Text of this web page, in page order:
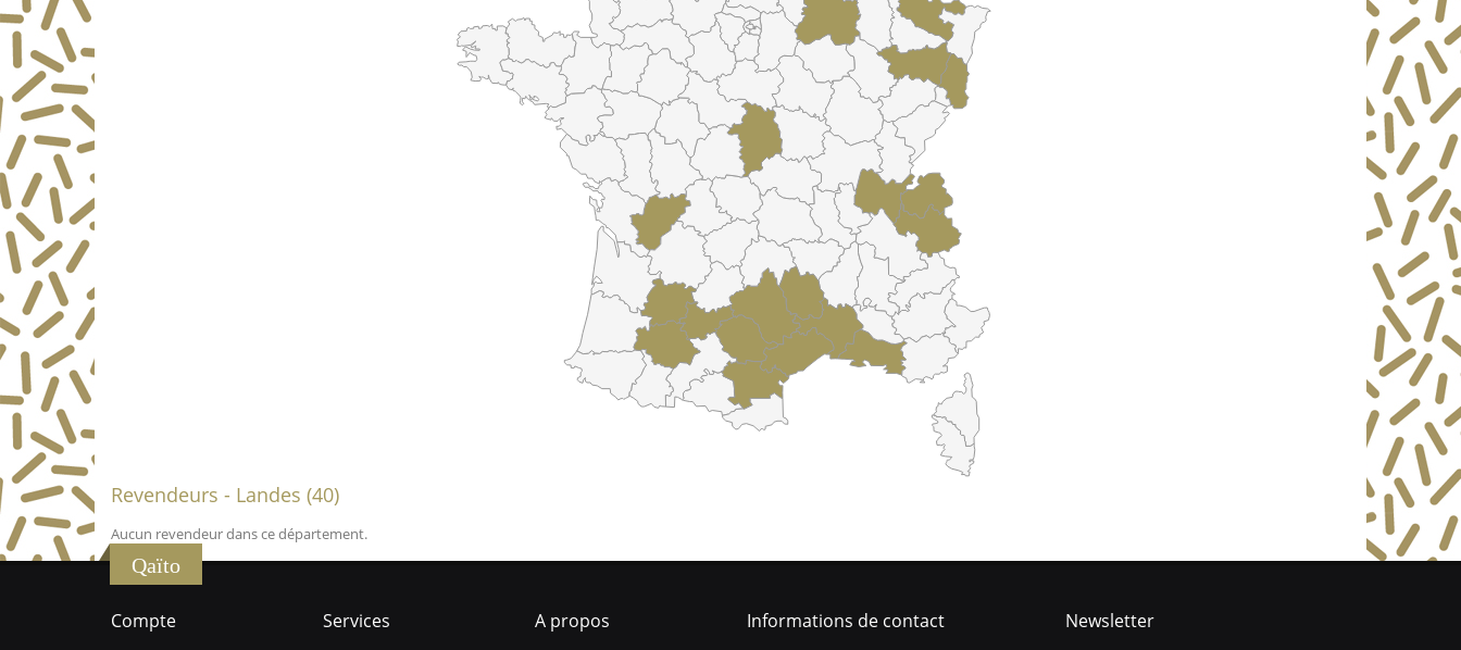
Revendeurs - Landes (40)
Aucun revendeur dans ce département.
Qaïto
Compte Services A propos Informations de contact Newsletter